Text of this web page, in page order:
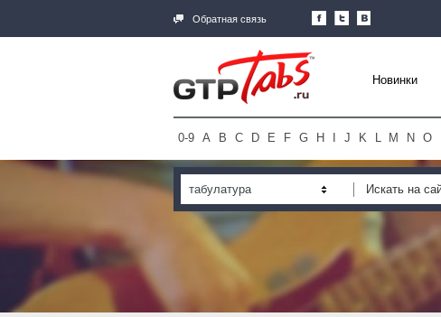
Обратная связь
Новинки
0-9 A B C D E F G H J K L M N O
табулатура